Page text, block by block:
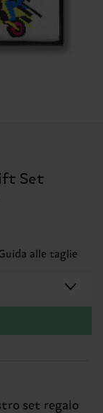
Set
alle taglie
set regalo